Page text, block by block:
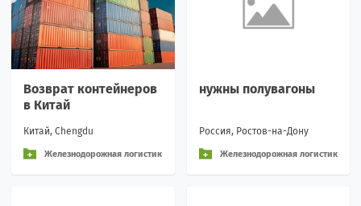
Возврат контейнеров
в Китай
Китай, Chengdu
Железнодорожная логистик
нужны полувагоны
Россия, Ростов-на-Дону
Железнодорожная логистик